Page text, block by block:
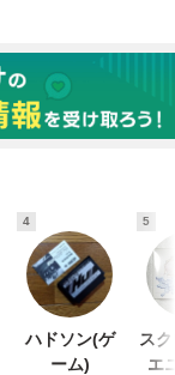
4
ハドソン(ゲ
ーム)
5
ス
エ